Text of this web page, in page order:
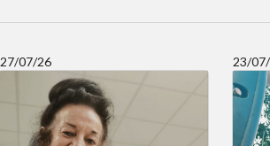
27/07/26 23/